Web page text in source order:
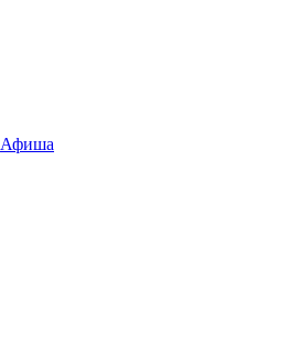
Афиша